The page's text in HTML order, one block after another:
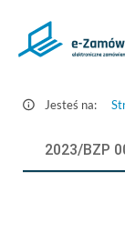
Szczegóły
e-
Jesteś na:
2023/BZP